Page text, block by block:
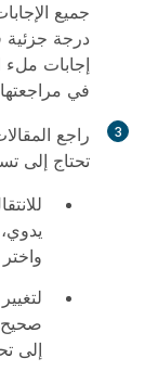
جميع
درجة
إجابات ملء
في مراجعتها
3
راجع
تحتاج إلى
صحيح
إلى